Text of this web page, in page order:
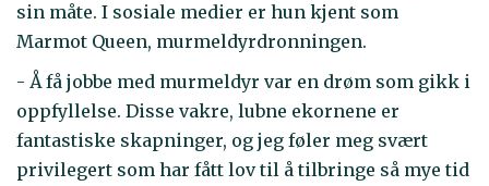
sin måte. I sosiale medier er hun kjent som
Marmot Queen, murmeldyrdronningen.
- Å få jobbe med murmeldyr var en drøm som gikk i
oppfyllelse. Disse vakre, lubne ekornene er
fantastiske skapninger, og jeg føler meg svært
privilegert som har fått lov til å tilbringe så mye tid